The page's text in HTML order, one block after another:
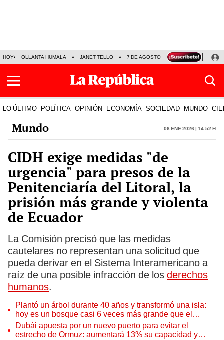
HOY OLLANTA HUMALA JANET TELLO 7 DE AGOSTO TINKA RESULTADOS
LO ÚLTIMO POLÍTICA OPINIÓN ECONOMÍA SOCIEDAD MUNDO
Mundo 06 Ene 2026 | 14:52 h
CIDH exige medidas "de
urgencia" para presos de la
Penitenciaría del Litoral, la
prisión más grande y violenta
de Ecuador
La Comisión precisó que las medidas
cautelares no representan una solicitud que
pueda derivar en el Sistema Interamericano a
raíz de una posible infracción de los derechos
humanos.
Plantó un árbol durante 40 años y transformó una isla:
hoy es un bosque casi 6 veces más grande que el
Parque de las Leyendas
Dubái apuesta por un nuevo puerto para evitar el
estrecho de Ormuz: aumentará 13% su capacidad y